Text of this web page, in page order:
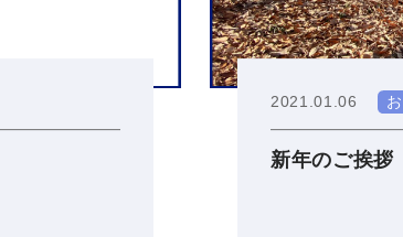
2021.01.06
新年のご挨拶